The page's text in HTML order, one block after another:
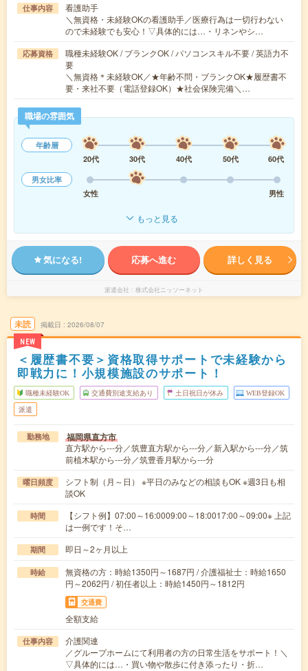
仕事内容
看護助手
＼無資格・未経験OKの看護助手／医療行為は一切行わない
ので未経験でも安心！▽具体的には…・リネンやシ…
応募資格
職種未経験OK / ブランクOK / パソコンスキル不要 / 英語力不
要
＼無資格＊未経験OK／★年齢不問・ブランクOK★履歴書不
要・来社不要（電話登録OK）★社会保険完備＼…
職場の雰囲気
年齢層
20代
30代 40代 50代
60代
男女比率
女性
男性
もっと見る
気になる! 応募へ進む 詳しく見る
派遣会社 株式会社ニッソーネット
未読
NEW
掲載日 2026/08/07
＜履歴書不要＞資格取得サポートで未経験から
即戦力に！小規模施設のサポート！
職種未経験OK 交通費別途支給あり 土日祝日が休み WEB登録OK
派遣
勤務地 福岡県直方市
直方駅から---分／筑豊直方駅から---分／新入駅から---分／筑
前植木駅から---分／筑豊香月駅から---分
曜日頻度
シフト制（月～日） ※平日のみなどの相談もOK ※週3日も相
談OK
時間
【シフト例】07:00～16:0009:00～18:0017:00～09:00※ 上記
は一例です！そ…
期間 即日～2ヶ月以上
時給
無資格の方：時給1350円～1687円 / 介護福祉士：時給1650
円～2062円 / 初任者以上：時給1450円～1812円
交通費
全額支給
仕事内容
介護関連
／グループホームにて利用者の方の日常生活をサポート！＼
▽具体的には…・買い物や散歩に付き添ったり・折…